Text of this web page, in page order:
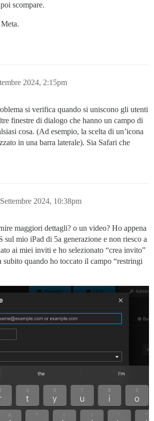
scompare.
2024, 2:15pm
si verifica quando si uniscono gli utenti
finestre di dialogo che hanno un campo di
cosa. (Ad esempio, la scelta di un’icona
in una barra laterale). Sia Safari che
2024, 10:38pm
maggiori dettagli? o un video? Ho appena
mio iPad di 5a generazione e non riesco a
ai miei inviti e ho selezionato “crea invito”
subito quando ho toccato il campo “restringi